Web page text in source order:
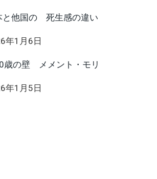
と他国の 死生感の違い
年1月6日
歳の壁 メメント・モリ
年1月5日